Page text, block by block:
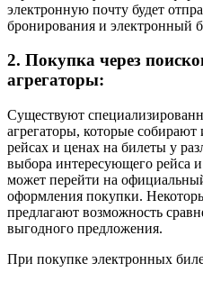
электронную почту будет
бронирования и электронный
2. Покупка через
агрегаторы:
Существуют
агрегаторы, которые
рейсах и ценах на билеты у
выбора интересующего рейса
может перейти на
оформления покупки.
предлагают возможность
выгодного предложения.
При покупке электронных